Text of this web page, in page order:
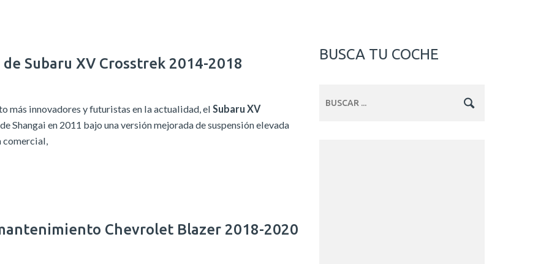
Subaru XV Crosstrek 2014-2018
más innovadores y futuristas en la actualidad, el Subaru XV
Shangai en 2011 bajo una versión mejorada de suspensión elevada
comercial,
Chevrolet Blazer 2018-2020
BUSCA TU COCHE